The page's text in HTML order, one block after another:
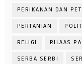
PERIKANAN DAN
PERTANIAN
RELIGI RILAAS
SERBA SERBI